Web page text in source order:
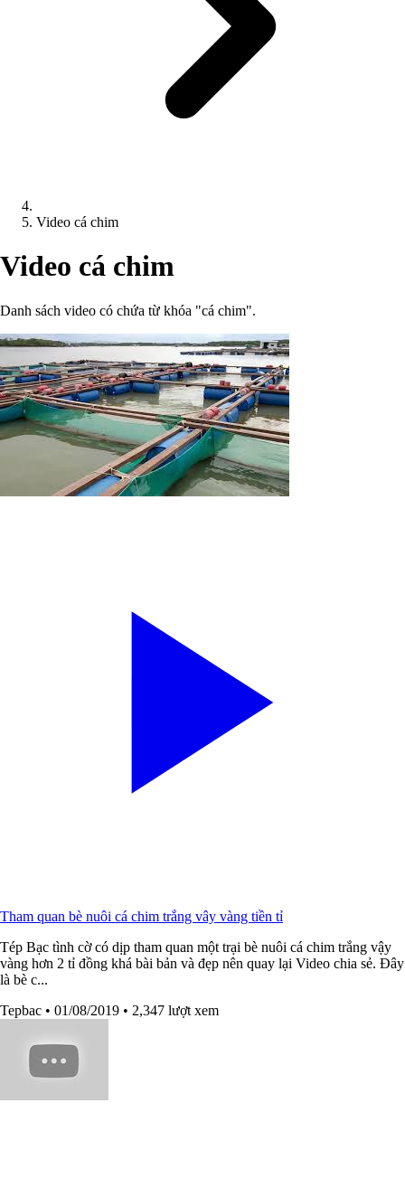
Video cá chim
Video cá chim
Danh sách video có chứa từ khóa "cá chim".
Tham quan bè nuôi cá chim trắng vây vàng tiền tỉ
Tép Bạc tình cờ có dịp tham quan một trại bè nuôi cá chim trắng vậy
vàng hơn 2 tỉ đồng khá bài bản và đẹp nên quay lại Video chia sẻ. Đây
là bè c...
Tepbac • 01/08/2019 • 2,347 lượt xem